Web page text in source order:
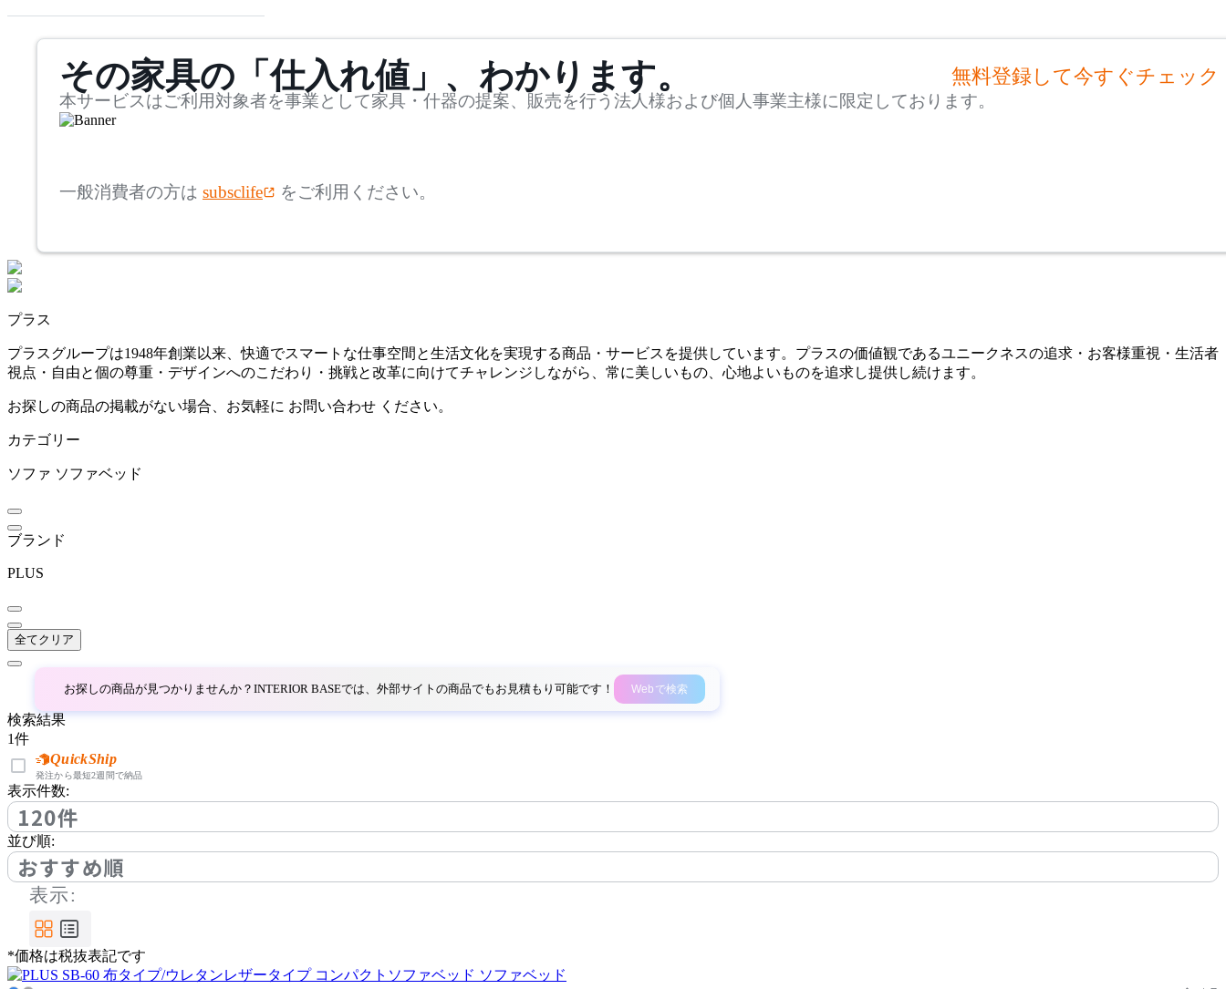
フミ
Hirata Gen Collection
ヒラタゲンコレクション
HOMEDAY
ホームデイ
IKASAS
INNOVATION LIVING
イノベーションリビング
ITOKI
イトーキ
JOURNAL STANDARD F
URNITURE
ジャーナルスタンダード
ファニチャー
Karf
mm
検索
~
~
mm
その家具の「仕入れ値」、わかります。 無料登録して今すぐチェック
本サービスはご利用対象者を事業として家具・什器の提案、販売を行う法人様および個人事業主様に限定しております。
一般消費者の方は subsclife をご利用ください。
プラス
プラスグループは1948年創業以来、快適でスマートな仕事空間と生活文化を実現する商品・サービスを提供しています。プラスの価値観であるユニークネスの追求・お客様重視・生活者
視点・自由と個の尊重・デザインへのこだわり・挑戦と改革に向けてチャレンジしながら、常に美しいもの、心地よいものを追求し提供し続けます。
お探しの商品の掲載がない場合、お気軽に お問い合わせ ください。
カテゴリー
ソファ ソファベッド
ブランド
PLUS
全てクリア
お探しの商品が見つかりませんか？INTERIOR BASEでは、外部サイトの商品でもお見積もり可能です！ Webで検索
検索結果
1件
QuickShip
発注から最短2週間で納品
表示件数:
120件
並び順:
おすすめ順
表示:
*価格は税抜表記です